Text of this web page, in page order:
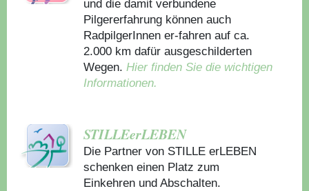
und die damit verbundene
Pilgererfahrung können auch
RadpilgerInnen er-fahren auf ca.
2.000 km dafür ausgeschilderten
Wegen.Hier finden Sie die wichtigen
Informationen.
STILLEerLEBEN
Die Partner von STILLE erLEBEN
schenken einen Platz zum
Einkehren und Abschalten.